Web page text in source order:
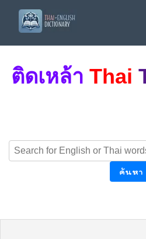
ติดเหล้า Thai
ค้นหา